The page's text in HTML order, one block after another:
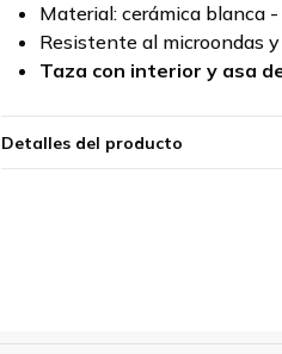
Material: cerámica blanca
Resistente al microondas
Taza con interior y asa
Detalles del producto